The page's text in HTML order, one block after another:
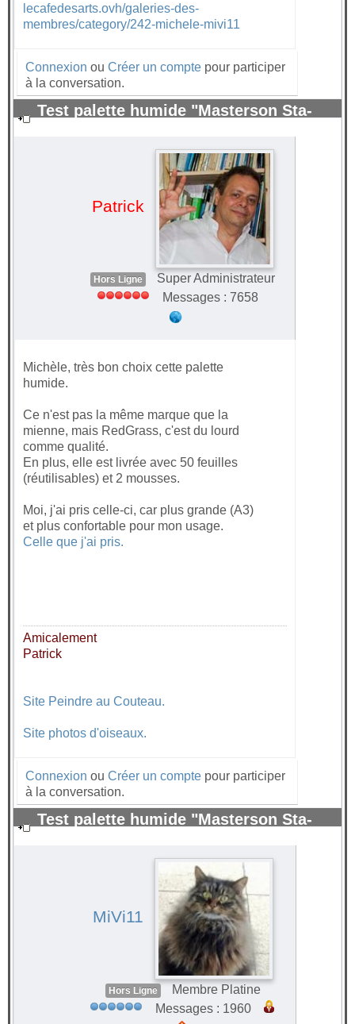
lecafedesarts.ovh/galeries-des-
membres/category/242-michele-mivi11
Connexion ou Créer un compte pour participer
à la conversation.
Test palette humide "Masterson Sta-
Patrick
Hors Ligne
Super Administrateur
Messages : 7658
Michèle, très bon choix cette palette
humide.
Ce n'est pas la même marque que la
mienne, mais RedGrass, c'est du lourd
comme qualité.
En plus, elle est livrée avec 50 feuilles
(réutilisables) et 2 mousses.
Moi, j'ai pris celle-ci, car plus grande (A3)
et plus confortable pour mon usage.
Celle que j'ai pris.
Amicalement
Patrick
Site Peindre au Couteau.
Site photos d'oiseaux.
Connexion ou Créer un compte pour participer
à la conversation.
Test palette humide "Masterson Sta-
MiVi11
Hors Ligne
Membre Platine
Messages : 1960